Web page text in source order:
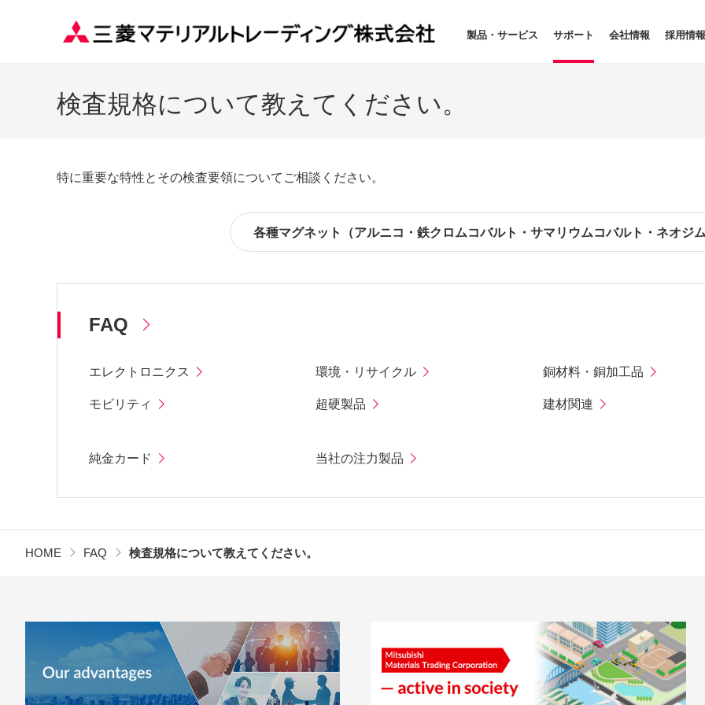
製品・サービス サポート 会社情報 採用情報
検査規格について教えてください。
特に重要な特性とその検査要領についてご相談ください。
各種マグネット（アルニコ・鉄クロムコバルト・サマリウムコバルト・ネオジ
FAQ
エレクトロニクス 環境・リサイクル 銅材料・銅加工品
モビリティ 超硬製品 建材関連
純金カード 当社の注力製品
HOME FAQ 検査規格について教えてください。